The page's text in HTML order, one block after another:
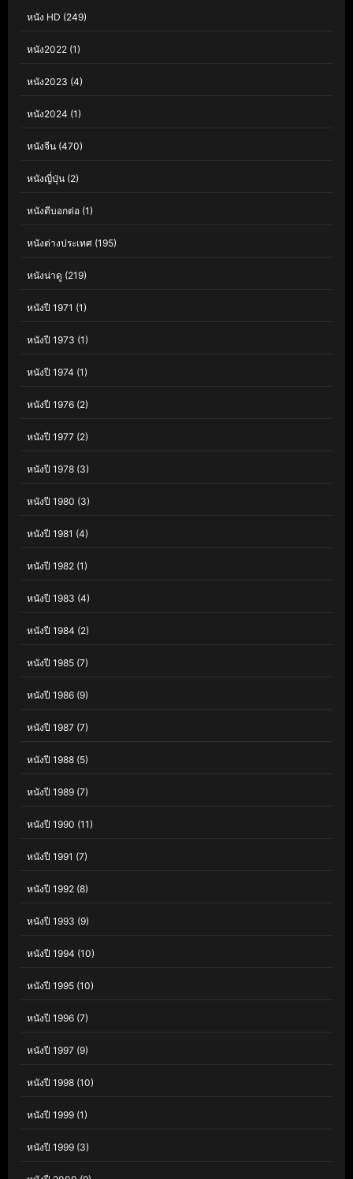
หนัง HD (249)
หนัง2022 (1)
หนัง2023 (4)
หนัง2024 (1)
หนังจีน (470)
หนังญี่ปุ่น (2)
หนังดีบอกต่อ (1)
หนังต่างประเทศ (195)
หนังน่าดู (219)
หนังปี 1971 (1)
หนังปี 1973 (1)
หนังปี 1974 (1)
หนังปี 1976 (2)
หนังปี 1977 (2)
หนังปี 1978 (3)
หนังปี 1980 (3)
หนังปี 1981 (4)
หนังปี 1982 (1)
หนังปี 1983 (4)
หนังปี 1984 (2)
หนังปี 1985 (7)
หนังปี 1986 (9)
หนังปี 1987 (7)
หนังปี 1988 (5)
หนังปี 1989 (7)
หนังปี 1990 (11)
หนังปี 1991 (7)
หนังปี 1992 (8)
หนังปี 1993 (9)
หนังปี 1994 (10)
หนังปี 1995 (10)
หนังปี 1996 (7)
หนังปี 1997 (9)
หนังปี 1998 (10)
หนังปี 1999 (1)
หนังปี 1999 (3)